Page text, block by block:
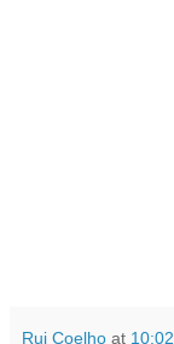
Rui Coelho at 10:02